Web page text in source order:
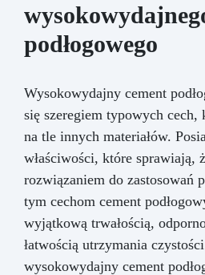
podłogowego
Wysokowydajny cement
się szeregiem typowych
na tle innych materiałów.
właściwości, które sprawiają,
rozwiązaniem do zastosowań
tym cechom cement
wyjątkową trwałością,
łatwością utrzymania
wysokowydajny cement